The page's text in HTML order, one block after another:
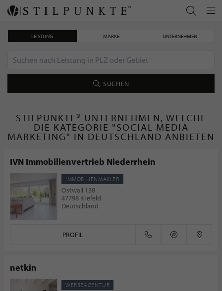
LEISTUNG MARKE UNTERNEHMEN
SUCHEN
STILPUNKTE® UNTERNEHMEN, WELCHE
DIE KATEGORIE "SOCIAL MEDIA
MARKETING" IN DEUTSCHLAND ANBIETEN
IVN Immobilienvertrieb Niederrhein
IMMOBILIENMAKLER
Ostwall 138
47798 Krefeld
Deutschland
PROFIL
netkin
WERBEAGENTUR